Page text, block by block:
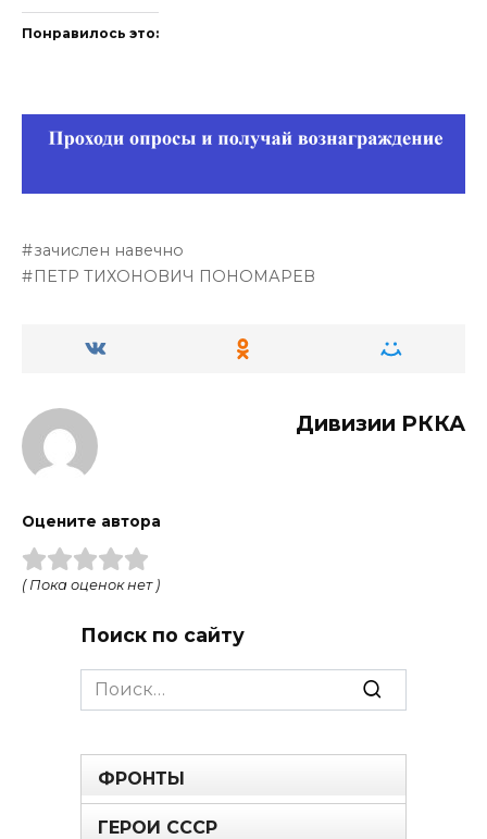
Понравилось это:
зачислен навечно
ПЕТР ТИХОНОВИЧ ПОНОМАРЕВ
Дивизии РККА
Оцените автора
( Пока оценок нет )
Поиск по сайту
Search
for:
ФРОНТЫ
ГЕРОИ СССР